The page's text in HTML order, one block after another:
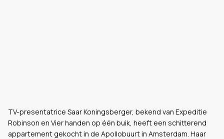
TV-presentatrice Saar Koningsberger, bekend van Expeditie
Robinson en Vier handen op één buik, heeft een schitterend
appartement gekocht in de Apollobuurt in Amsterdam. Haar